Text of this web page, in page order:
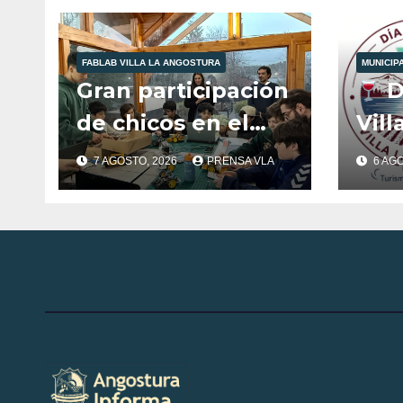
Plantas para la
Salud.
FABLAB VILLA LA ANGOSTURA
Gran participación
de chicos en el
Club de Robótica
de FabLab
7 AGOSTO, 2026 PRENSA VLA 6